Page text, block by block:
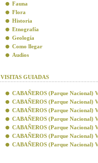
Fauna
Flora
Historia
Etnografía
Geología
Como llegar
Audios
VISITAS GUIADAS
CABAÑEROS (Parque Nacional)
CABAÑEROS (Parque Nacional)
CABAÑEROS (Parque Nacional)
CABAÑEROS (Parque Nacional)
CABAÑEROS (Parque Nacional)
CABAÑEROS (Parque Nacional)
CABAÑEROS (Parque Nacional)